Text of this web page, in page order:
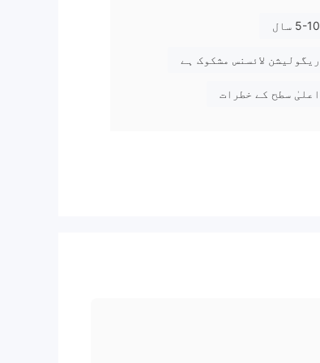
5-10 سال
ریگولیشن لائسنس مشکوک ہے
اعلیٰ سطح کے خطرات